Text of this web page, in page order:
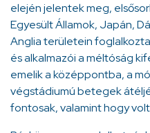
elején jelentek meg,
Egyesült Államok, Japán,
Anglia területein
és alkalmazói a méltóság
emelik a középpontba, a
végstádiumú betegek
fontosak, valamint hogy